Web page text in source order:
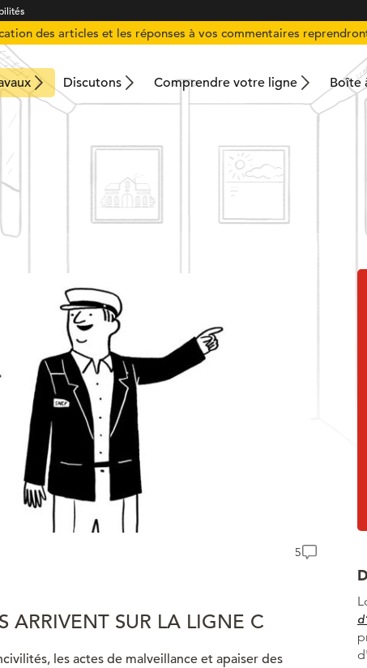
des articles et les réponses à vos commentaires
Discutons Comprendre votre ligne Boîte
5
ARRIVENT SUR LA LIGNE C
les actes de malveillance et apaiser des